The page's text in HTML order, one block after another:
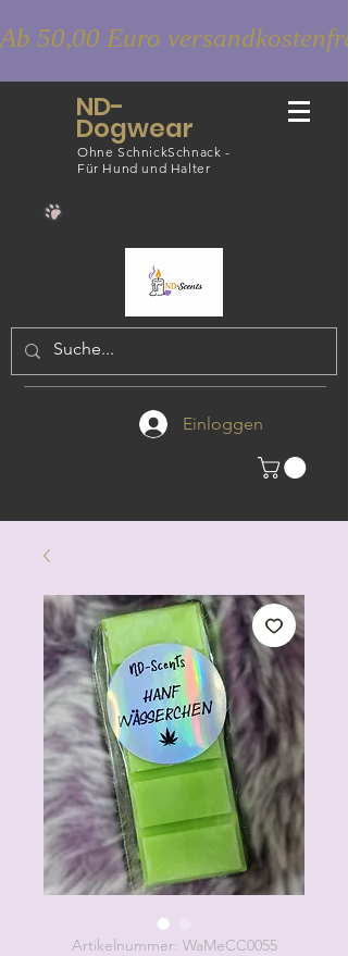
Ab 50,00 Euro versandkostenfrei
ND-
Dogwear
Ohne SchnickSchnack -
Für Hund und Halter
Einloggen
Artikelnummer: WaMeCC0055